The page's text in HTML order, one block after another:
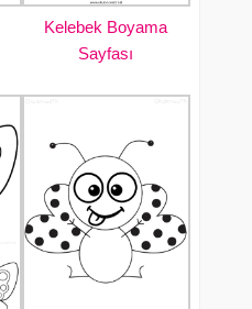
Kelebek Boyama
Sayfası